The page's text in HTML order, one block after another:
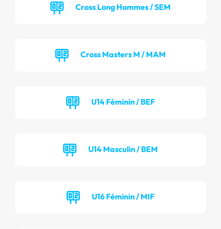
Cross Long Hommes / SEM
Cross Masters M / MAM
U14 Féminin / BEF
U14 Masculin / BEM
U16 Féminin / MIF